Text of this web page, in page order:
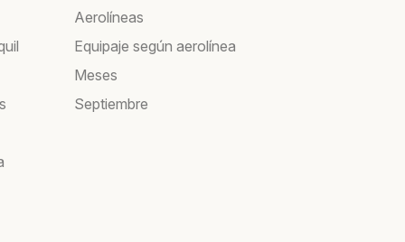
Aerolíneas
Equipaje según aerolínea
Meses
Septiembre